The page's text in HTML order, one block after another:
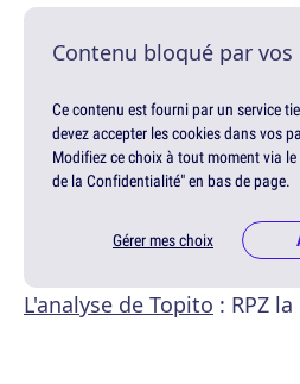
Contenu bloqué par
Ce contenu est fourni par un service
devez accepter les cookies dans vos
Modifiez ce choix à tout moment via
de la Confidentialité" en bas de page.
Gérer mes choix
L'analyse de Topito : RPZ